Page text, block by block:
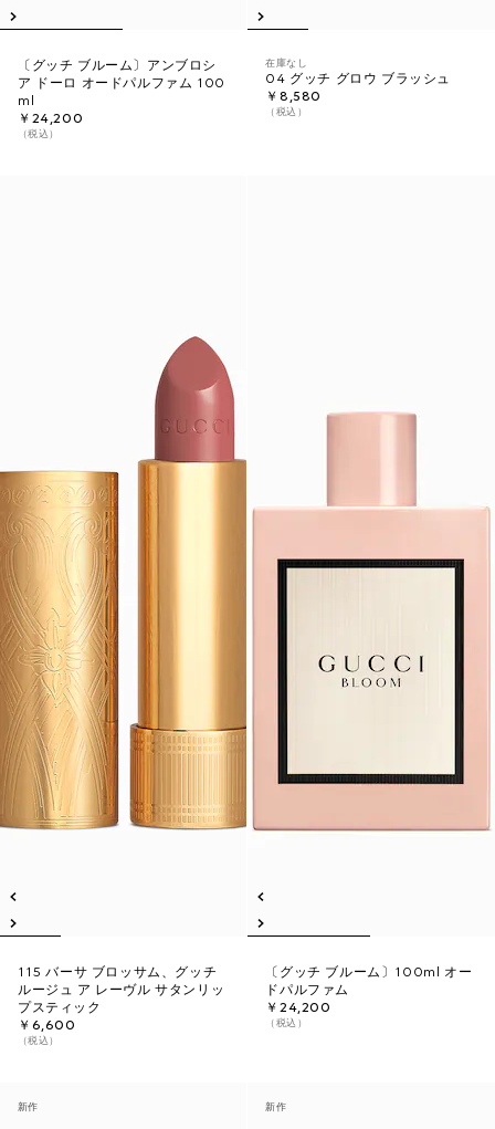
〔グッチ ブルーム〕アンブロシ
ア ドーロ オードパルファム 100
ml
￥24,200
（税込）
在庫なし
04 グッチ グロウ ブラッシュ
￥8,580
（税込）
115 バーサ ブロッサム、グッチ
ルージュ ア レーヴル サタンリッ
プスティック
￥6,600
（税込）
〔グッチ ブルーム〕100ml オー
ドパルファム
￥24,200
（税込）
新作 新作